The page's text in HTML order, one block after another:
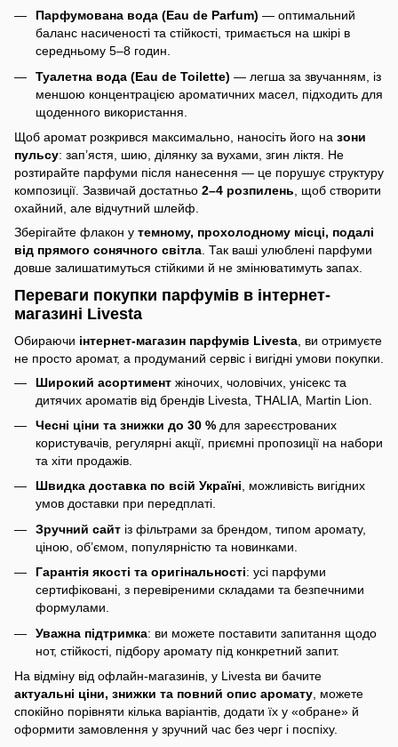
Парфумована вода (Eau de Parfum) — оптимальний
баланс насиченості та стійкості, тримається на шкірі в
середньому 5–8 годин.
Туалетна вода (Eau de Toilette) — легша за звучанням, із
меншою концентрацією ароматичних масел, підходить для
щоденного використання.
Щоб аромат розкрився максимально, наносіть його на зони
пульсу: зап’ястя, шию, ділянку за вухами, згин ліктя. Не
розтирайте парфуми після нанесення — це порушує структуру
композиції. Зазвичай достатньо 2–4 розпилень , щоб створити
охайний, але відчутний шлейф.
Зберігайте флакон у темному, прохолодному місці, подалі
від прямого сонячного світла . Так ваші улюблені парфуми
довше залишатимуться стійкими й не змінюватимуть запах.
Переваги покупки парфумів в інтернет-
магазині Livesta
Обираючи інтернет-магазин парфумів Livesta , ви отримуєте
не просто аромат, а продуманий сервіс і вигідні умови покупки.
Широкий асортимент жіночих, чоловічих, унісекс та
дитячих ароматів від брендів Livesta, THALIA, Martin Lion.
Чесні ціни та знижки до 30 % для зареєстрованих
користувачів, регулярні акції, приємні пропозиції на набори
та хіти продажів.
Швидка доставка по всій Україні, можливість вигідних
умов доставки при передплаті.
Зручний сайт із фільтрами за брендом, типом аромату,
ціною, об’ємом, популярністю та новинками.
Гарантія якості та оригінальності: усі парфуми
сертифіковані, з перевіреними складами та безпечними
формулами.
Уважна підтримка: ви можете поставити запитання щодо
нот, стійкості, підбору аромату під конкретний запит.
На відміну від офлайн-магазинів, у Livesta ви бачите
актуальні ціни, знижки та повний опис аромату , можете
спокійно порівняти кілька варіантів, додати їх у «обране» й
оформити замовлення у зручний час без черг і поспіху.